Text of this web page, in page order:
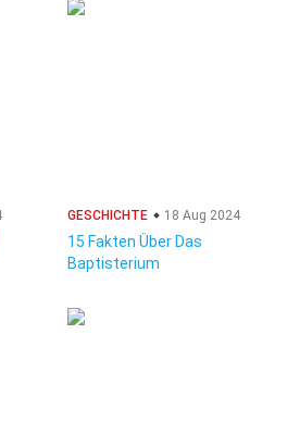
GESCHICHTE 18 Aug 2024
15 Fakten Über Das
Baptisterium